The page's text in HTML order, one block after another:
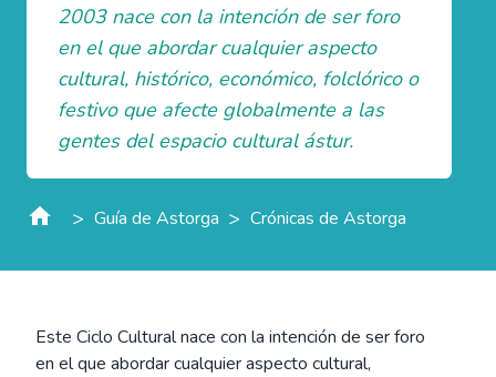
2003 nace con la intención de ser foro
en el que abordar cualquier aspecto
cultural, histórico, económico, folclórico o
festivo que afecte globalmente a las
gentes del espacio cultural ástur.
> Guía de Astorga > Crónicas de Astorga
Este Ciclo Cultural nace con la intención de ser foro
en el que abordar cualquier aspecto cultural,